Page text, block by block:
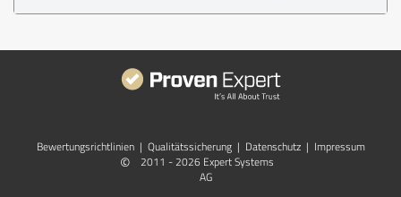
Bewertungs­richtlinien | Qualitätssicherung | Datenschutz | Impressum
©
2011 - 2026 Expert Systems
AG